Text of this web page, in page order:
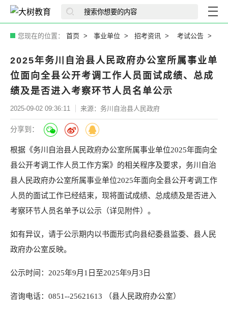
您现在的位置： 首页 事业单位 招考资讯 考试公告
2025年务川自治县人民政府办公室所属事业单
位面向全县公开考调工作人员面试成绩、总成
绩及是否进入考察环节人员名单公示
2025-09-02 09:36:11 来源：务川自治县人民政府
分享到：
根据《务川自治县人民政府办公室所属事业单位2025年面向全
县公开考调工作人员工作方案》的相关程序及要求，务川自治
县人民政府办公室所属事业单位2025年面向全县公开考调工作
人员的面试工作已经结束，现将面试成绩、总成绩及是否进入
考察环节人员名单予以公示（详见附件）。
如有异议，请于公示期内以书面形式向县纪委县监委、县人民
政府办公室反映。
公示时间：2025年9月1日至2025年9月3日
咨询电话：0851--25621613 （县人民政府办公室）